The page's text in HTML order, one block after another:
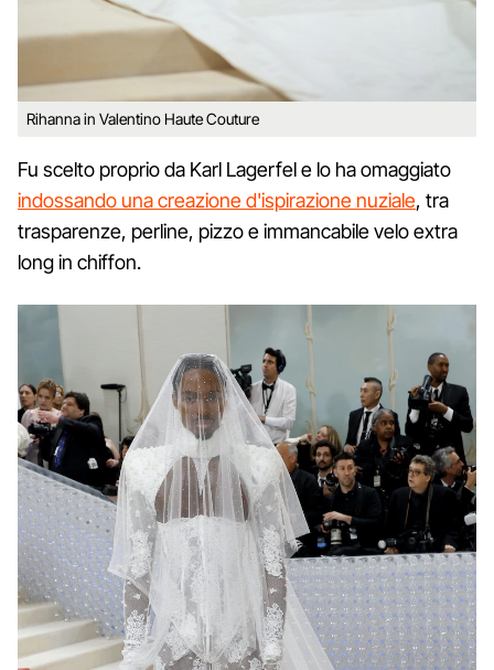
Rihanna in Valentino Haute Couture
Fu scelto proprio da Karl Lagerfel e lo ha omaggiato
indossando una creazione d'ispirazione nuziale, tra
trasparenze, perline, pizzo e immancabile velo extra
long in chiffon.